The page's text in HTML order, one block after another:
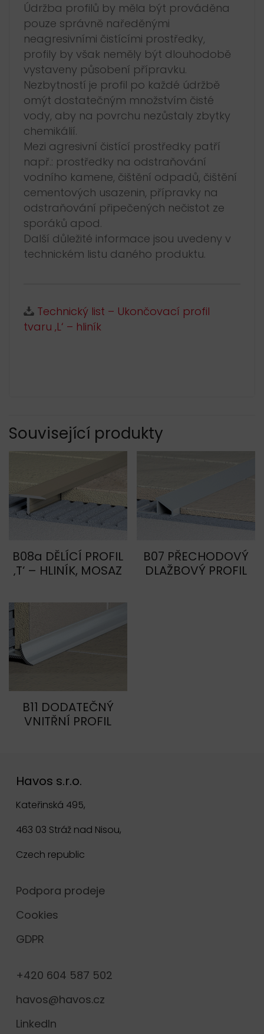
Údržba profilů by měla být prováděna
pouze správně naředěnými
neagresivními čistícími prostředky,
profily by však neměly být dlouhodobě
vystaveny působení přípravku.
Nezbytností je profil po každé údržbě
omýt dostatečným množstvím čisté
vody, aby na povrchu nezůstaly zbytky
chemikálií.
Mezi agresivní čistící prostředky patří
např.: prostředky na odstraňování
vodního kamene, čištění odpadů, čištění
cementových usazenin, přípravky na
odstraňování připečených nečistot ze
sporáků apod.
Další důležité informace jsou uvedeny v
technickém listu daného produktu.
Technický list – Ukončovací profil
tvaru ‚L‘ – hliník
Související produkty
B08a DĚLÍCÍ PROFIL
‚T‘ – HLINÍK, MOSAZ
B07 PŘECHODOVÝ
DLAŽBOVÝ PROFIL
B11 DODATEČNÝ
VNITŘNÍ PROFIL
Havos s.r.o.
Kateřinská 495,
463 03 Stráž nad Nisou,
Czech republic
Podpora prodeje
Cookies
GDPR
+420 604 587 502
havos@havos.cz
LinkedIn